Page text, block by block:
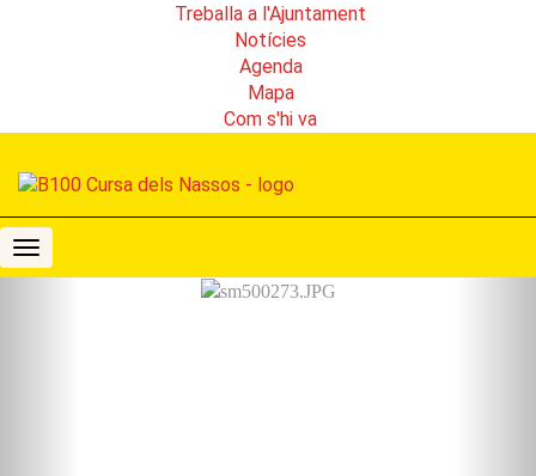
Treballa a l'Ajuntament
Notícies
Agenda
Mapa
Com s'hi va
B100
Cursa